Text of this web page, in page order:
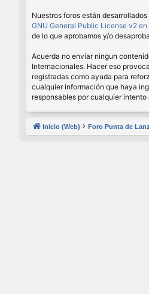
Nuestros foros están desarrollados
GNU General Public License v2 en
de lo que aprobamos y/o
Acuerda no enviar ningun
Internacionales. Hacer eso
registradas como ayuda para
cualquier información que haya
responsables por cualquier
Inicio (Web) Foro Punta de